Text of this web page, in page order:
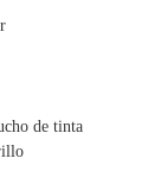
de tinta